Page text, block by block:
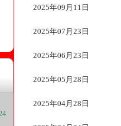
2025年09月11日
2025年07月23日
2025年06月23日
2025年05月28日
2025年04月28日